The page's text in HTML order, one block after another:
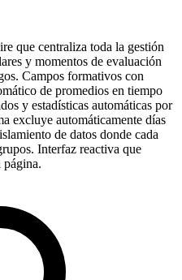
que centraliza toda la gestión
y momentos de evaluación
Campos formativos con
de promedios en tiempo
y estadísticas automáticas por
excluye automáticamente días
de datos donde cada
Interfaz reactiva que
página.